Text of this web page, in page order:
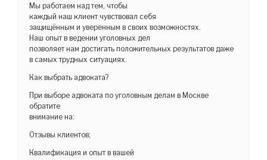
Мы работаем над тем, чтобы
каждый наш клиент чувствовал себя
защищённым и уверенным в своих возможностях.
Наш опыт в ведении уголовных дел
позволяет нам достигать положительных результатов даже
в самых трудных ситуациях.
Как выбрать адвоката?
При выборе адвоката по уголовным делам в Москве
обратите
внимание на:
Отзывы клиентов;
Квалификация и опыт в вашей